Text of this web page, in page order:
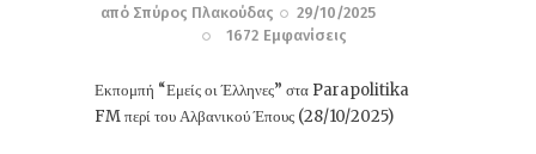
από Σπύρος Πλακούδας
29/10/2025
1672 Εμφανίσεις
Εκπομπή “Εμείς οι Έλληνες” στα Parapolitika
FM περί του Αλβανικού Έπους (28/10/2025)